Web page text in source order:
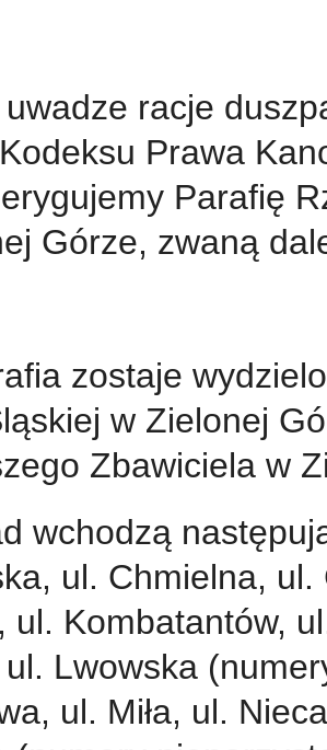
racje
Prawa
Parafię
Górze, zwaną
zostaje
w Zielonej
Zbawiciela w
wchodzą
ul. Chmielna,
ul. Kombatantów,
Lwowska
ul. Miła, ul.